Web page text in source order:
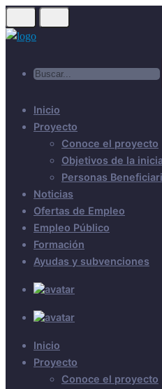
Skip
to
Inicio
Proyecto
Conoce el proyecto
Objetivos de la
Personas
Noticias
Ofertas de Empleo
Empleo Público
Formación
Ayudas y subvenciones
Inicio
Proyecto
Conoce el proyecto